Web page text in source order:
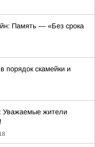
Память — «Без срока
порядок скамейки и
Уважаемые жители